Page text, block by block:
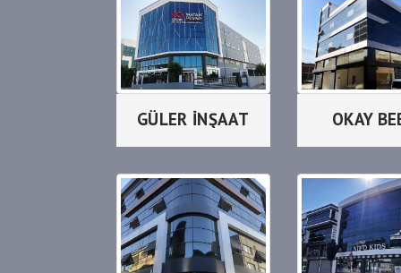
GÜLER İNŞAAT OKAY